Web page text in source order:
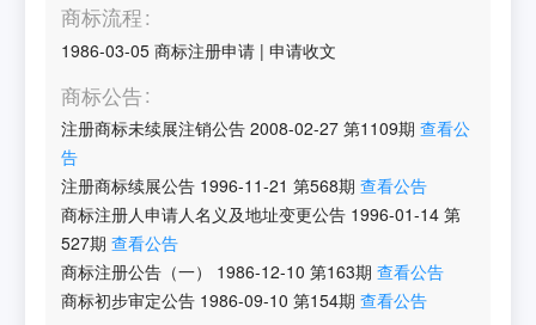
商标流程
1986-03-05 商标注册申请 |申请收文
商标公告
注册商标未续展注销公告 2008-02-27 第1109期 查看公
告
注册商标续展公告 1996-11-21 第568期 查看公告
商标注册人申请人名义及地址变更公告 1996-01-14 第
527期 查看公告
商标注册公告（一）
1986-12-10 第163期 查看公告
商标初步审定公告 1986-09-10 第154期 查看公告